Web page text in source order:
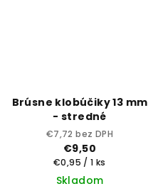
Brúsne klobúčiky 13 mm
- stredné
€7,72 bez DPH
€9,50
Jednotková
cena:
€0,95 / 1 ks
Skladom